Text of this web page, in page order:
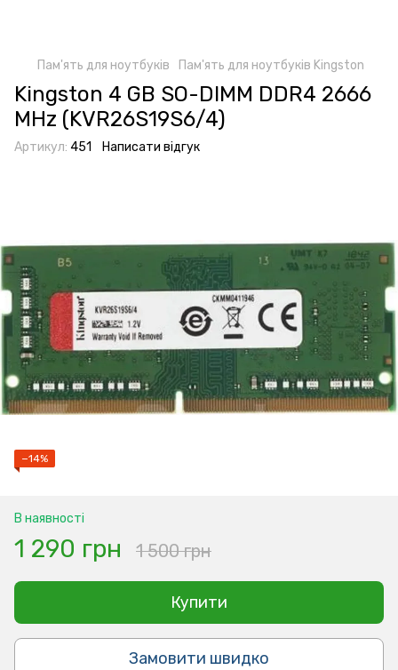
Пам'ять для ноутбуків Пам'ять для ноутбуків Kingston
Kingston 4 GB SO-DIMM DDR4 2666
MHz (KVR26S19S6/4)
Артикул: 451 Написати відгук
−14%
В наявності
1 290 грн 1 500 грн
Купити
Замовити швидко